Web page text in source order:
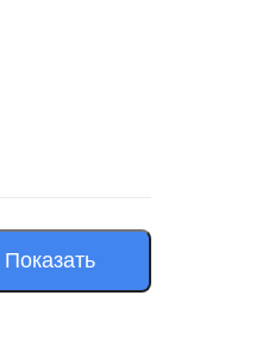
Показать